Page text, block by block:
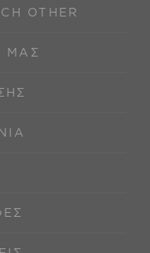
OTHER
ΜΑΣ